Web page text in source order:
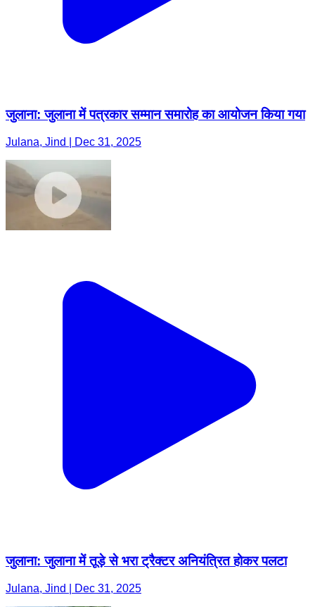
जुलाना: जुलाना में पत्रकार सम्मान समारोह का आयोजन किया गया
Julana, Jind | Dec 31, 2025
जुलाना: जुलाना में तूड़े से भरा ट्रैक्टर अनियंत्रित होकर पलटा
Julana, Jind | Dec 31, 2025